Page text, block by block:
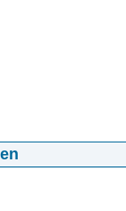
de Risico